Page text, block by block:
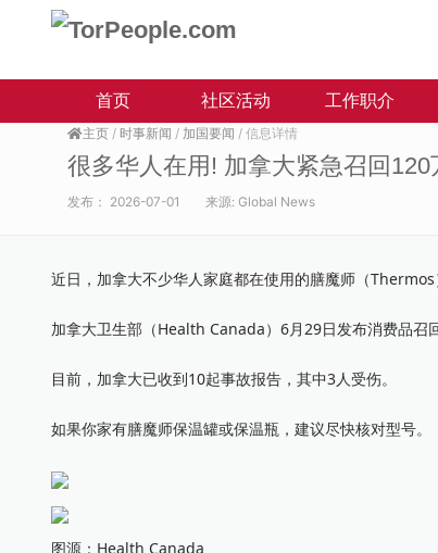
首页 社区活动 工作职介
主页 / 时事新闻 / 加国要闻 / 信息详情
很多华人在用! 加拿大紧急召回
发布： 2026-07-01 来源: Global News
近日，加拿大不少华人家庭都在使用的膳魔师（Thermos
加拿大卫生部（Health Canada）6月29日发布消费品召
目前，加拿大已收到10起事故报告，其中3人受伤。
如果你家有膳魔师保温罐或保温瓶，建议尽快核对型号。
图源：Health Canada